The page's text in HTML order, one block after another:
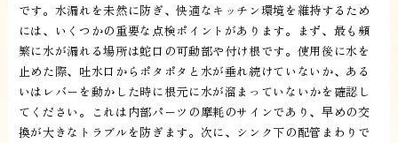
です。水漏れを未然に防ぎ、快適なキッチン環境を維持するため
には、いくつかの重要な点検ポイントがあります。まず、最も頻
繁に水が漏れる場所は蛇口の可動部や付け根です。使用後に水を
止めた際、吐水口からポタポタと水が垂れ続けていないか、ある
いはレバーを動かした時に根元に水が溜まっていないかを確認し
てください。これは内部パーツの摩耗のサインであり、早めの交
換が大きなトラブルを防ぎます。次に、シンク下の配管まわりで